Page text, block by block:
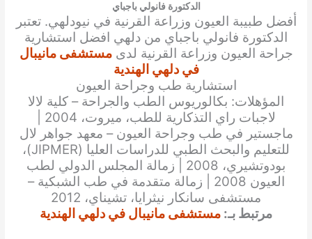
الدكتورة فانولي باجباي
أفضل طبيبة العيون وزراعة القرنية في نيودلهي. تعتبر
الدكتورة فانولي باجباي من دلهي افضل استشارية
جراحة العيون وزراعة القرنية لدىمستشفى مانيبال
في دلهي الهندية
استشارية طب وجراحة العيون
المؤهلات: بكالوريوس الطب والجراحة – كلية لالا
ماجستير في طب وجراحة العيون – معهد جواهر لال
للتعليم والبحث الطبي للدراسات العليا (JIPMER)،
بودوتشيري، 2008 | زمالة المجلس الدولي لطب
العيون 2008 | زمالة متقدمة في طب الشبكية –
مستشفى سانكار نيثرايا، تشيناي، 2012
مرتبط بـ: مستشفى مانيبال في دلهي الهندية